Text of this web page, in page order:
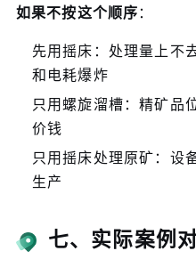
如果不按这个顺序 ：
先用摇床：处理量上不
和电耗爆炸
只用螺旋溜槽：精矿品
价钱
只用摇床处理原矿：设
生产
七、实际案例